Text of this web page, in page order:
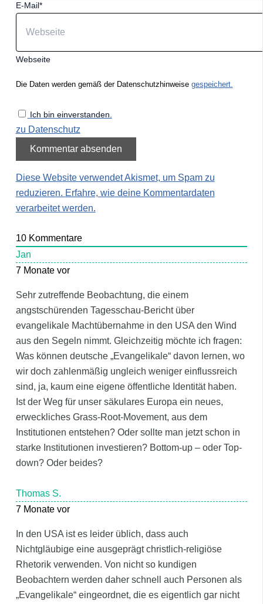
E-Mail*
Webseite
Die Daten werden gemäß der Datenschutzhinweise gespeichert.
Ich bin einverstanden.
zu Datenschutz
Diese Website verwendet Akismet, um Spam zu
reduzieren. Erfahre, wie deine Kommentardaten
verarbeitet werden.
10Kommentare
Jan
7 Monate vor
Sehr zutreffende Beobachtung, die einem
angstschürenden Tagesschau-Bericht über
evangelikale Machtübernahme in den USA den Wind
aus den Segeln nimmt. Gleichzeitig möchte ich fragen:
Was können deutsche „Evangelikale“ davon lernen, wo
wir doch zahlenmäßig ungleich weniger einflussreich
sind, ja, kaum eine eigene öffentliche Identität haben.
Ist der Weg für unser säkulares Europa ein neues,
erweckliches Grass-Root-Movement, aus dem
Institutionen entstehen? Oder sollte man jetzt schon in
starke Institutionen investieren? Bottom-up – oder Top-
down? Oder beides?
Thomas S.
7 Monate vor
In den USA ist es leider üblich, dass auch
Nichtgläubige eine ausgeprägt christlich-religiöse
Rhetorik verwenden. Von nicht so kundigen
Beobachtern werden daher schnell auch Personen als
„Evangelikale“ eingeordnet, die es eigentlich gar nicht